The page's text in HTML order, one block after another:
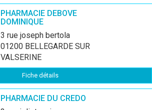
PHARMACIE DEBOVE
DOMINIQUE
3 rue joseph bertola
01200 BELLEGARDE SUR
VALSERINE
Fiche détails
PHARMACIE DU CREDO